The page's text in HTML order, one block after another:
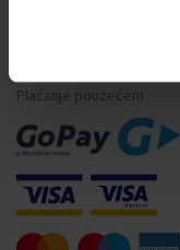
Plaćanje pouzećem